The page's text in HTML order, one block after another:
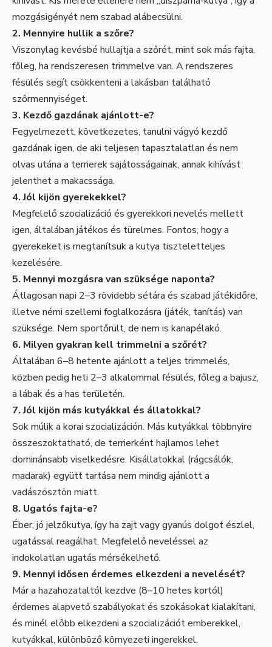
mozgásigényét nem szabad alábecsülni.
2. Mennyire hullik a szőre?
Viszonylag kevésbé hullajtja a szőrét, mint sok más fajta,
főleg, ha rendszeresen trimmelve van. A rendszeres
fésülés segít csökkenteni a lakásban található
szőrmennyiséget.
3. Kezdő gazdának ajánlott-e?
Fegyelmezett, következetes, tanulni vágyó kezdő
gazdának igen, de aki teljesen tapasztalatlan és nem
olvas utána a terrierek sajátosságainak, annak kihívást
jelenthet a makacssága.
4. Jól kijön gyerekekkel?
Megfelelő szocializáció és gyerekkori nevelés mellett
igen, általában játékos és türelmes. Fontos, hogy a
gyerekeket is megtanítsuk a kutya tiszteletteljes
kezelésére.
5. Mennyi mozgásra van szüksége naponta?
Átlagosan napi 2–3 rövidebb sétára és szabad játékidőre,
illetve némi szellemi foglalkozásra (játék, tanítás) van
szüksége. Nem sportőrült, de nem is kanapélakó.
6. Milyen gyakran kell trimmelni a szőrét?
Általában 6–8 hetente ajánlott a teljes trimmelés,
közben pedig heti 2–3 alkalommal fésülés, főleg a bajusz,
a lábak és a has területén.
7. Jól kijön más kutyákkal és állatokkal?
Sok múlik a korai szocializáción. Más kutyákkal többnyire
összeszoktatható, de terrierként hajlamos lehet
dominánsabb viselkedésre. Kisállatokkal (rágcsálók,
madarak) együtt tartása nem mindig ajánlott a
vadászösztön miatt.
8. Ugatós fajta-e?
Éber, jó jelzőkutya, így ha zajt vagy gyanús dolgot észlel,
ugatással reagálhat. Megfelelő neveléssel az
indokolatlan ugatás mérsékelhető.
9. Mennyi idősen érdemes elkezdeni a nevelését?
Már a hazahozataltól kezdve (8–10 hetes kortól)
érdemes alapvető szabályokat és szokásokat kialakítani,
és minél előbb elkezdeni a szocializációt emberekkel,
kutyákkal, különböző környezeti ingerekkel.